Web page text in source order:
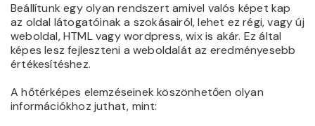
Beállítunk egy olyan rendszert amivel valós képet kap
az oldal látogatóinak a szokásairól, lehet ez régi, vagy új
weboldal, HTML vagy wordpress, wix is akár. Ez által
képes lesz fejleszteni a weboldalát az eredményesebb
értékesítéshez.
A hőtérképes elemzéseinek köszönhetően olyan
információkhoz juthat, mint: